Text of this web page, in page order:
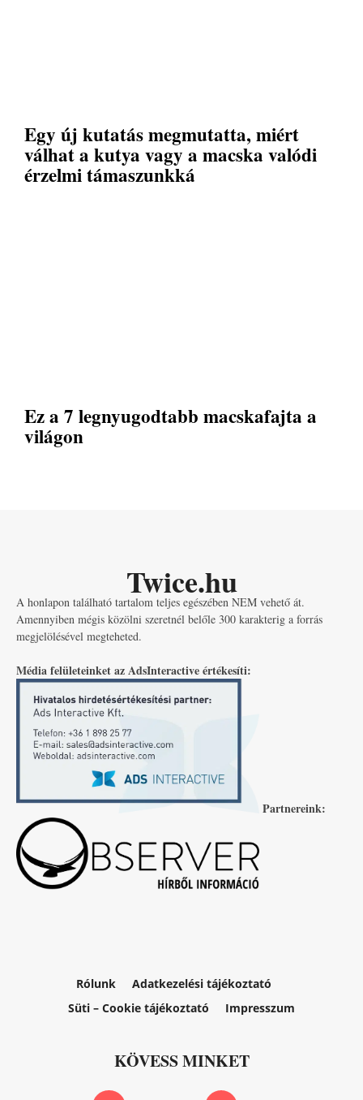
Egy új kutatás megmutatta, miért
válhat a kutya vagy a macska valódi
érzelmi támaszunkká
Ez a 7 legnyugodtabb macskafajta a
világon
Twice.hu
A honlapon található tartalom teljes egészében NEM vehető át.
Amennyiben mégis közölni szeretnél belőle 300 karakterig a forrás
megjelölésével megteheted.
Média felületeinket az AdsInteractive értékesíti:
Partnereink:
Rólunk
Adatkezelési tájékoztató
Süti – Cookie tájékoztató
Impresszum
KÖVESS MINKET